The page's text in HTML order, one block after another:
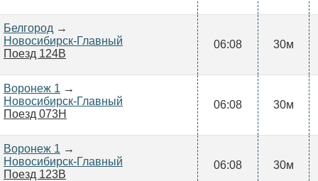
Белгород →
Новосибирск-Главный
Поезд 124В
06:08 30м
Воронеж 1 →
Новосибирск-Главный
Поезд 073Н
06:08 30м
Воронеж 1 →
Новосибирск-Главный
Поезд 123В
06:08 30м